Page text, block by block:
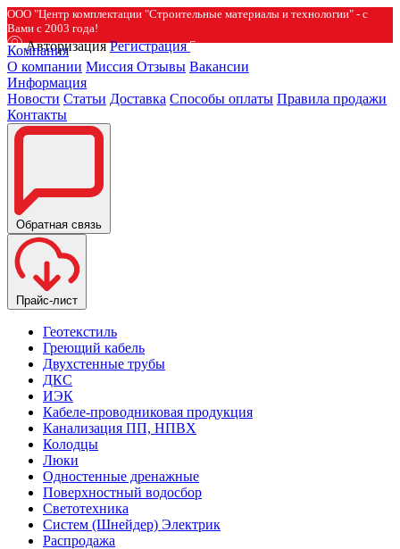
ООО "Центр комплектации "Строительные материалы и технологии" - с
Вами с 2003 года!
Авторизация Регистрация
Компания
О компании Миссия Отзывы Вакансии
Информация
Новости Статьи Доставка Способы оплаты Правила продажи
Контакты
Обратная связь
Прайс-лист
Геотекстиль
Греющий кабель
Двухстенные трубы
ДКС
ИЭК
Кабеле-проводниковая продукция
Канализация ПП, НПВХ
Колодцы
Люки
Одностенные дренажные
Поверхностный водосбор
Светотехника
Систем (Шнейдер) Электрик
Распродажа